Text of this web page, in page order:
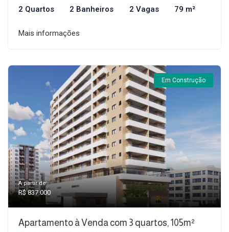
2 Quartos 2 Banheiros 2 Vagas 79 m²
Mais informações
Em Construção
A partir de:
R$ 837.000
Apartamento à Venda com 3 quartos, 105m²